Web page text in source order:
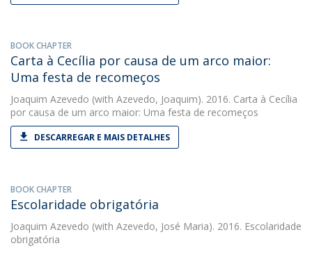
BOOK CHAPTER
Carta à Cecília por causa de um arco maior:
Uma festa de recomeços
Joaquim Azevedo (with Azevedo, Joaquim). 2016. Carta à Cecília
por causa de um arco maior: Uma festa de recomeços
DESCARREGAR E MAIS DETALHES
BOOK CHAPTER
Escolaridade obrigatória
Joaquim Azevedo (with Azevedo, José Maria). 2016. Escolaridade
obrigatória